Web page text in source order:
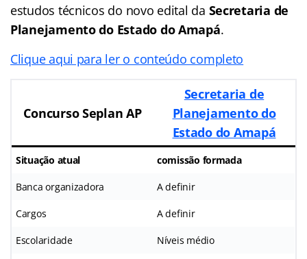
estudos técnicos do novo edital da Secretaria de
Planejamento do Estado do Amapá.
Clique aqui para ler o conteúdo completo
Concurso Seplan AP
Secretaria de
Planejamento do
Estado do Amapá
Situação atual comissão formada
Banca organizadora A definir
Cargos A definir
Escolaridade Níveis médio